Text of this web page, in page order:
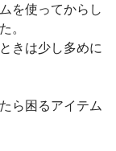
を使ってからし
。
きは少し多めに
ら困るアイテム